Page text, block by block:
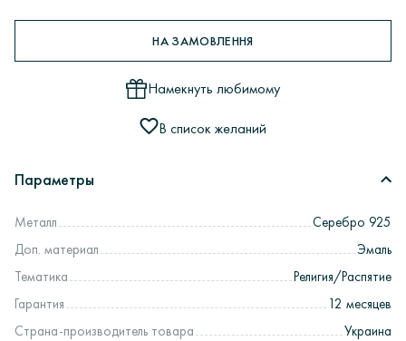
НА ЗАМОВЛЕННЯ
Намекнуть любимому
В список желаний
Параметры
Металл
Серебро 925
Доп. материал
Эмаль
Тематика
Религия/Распятие
Гарантия
12 месяцев
Страна-производитель товара
Украина